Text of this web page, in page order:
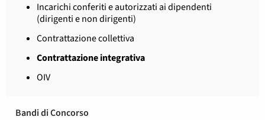
Incarichi conferiti e autorizzati ai dipendenti
(dirigenti e non dirigenti)
Contrattazione collettiva
Contrattazione integrativa
OIV
Bandi di Concorso